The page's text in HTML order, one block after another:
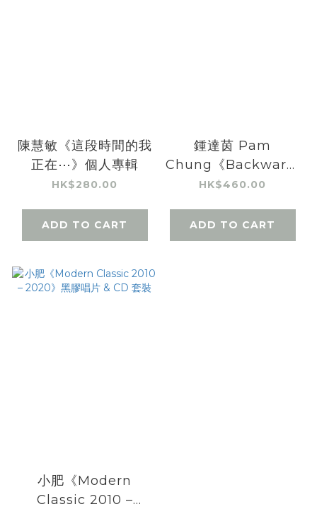
陳慧敏《這段時間的我
正在⋯》個人專輯
HK$280.00
ADD TO CART
鍾達茵 Pam
Chung《Backwards
and Forwards》
HK$460.00
ADD TO CART
小肥《Modern
Classic 2010 –